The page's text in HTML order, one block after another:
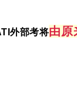
外部考将由原